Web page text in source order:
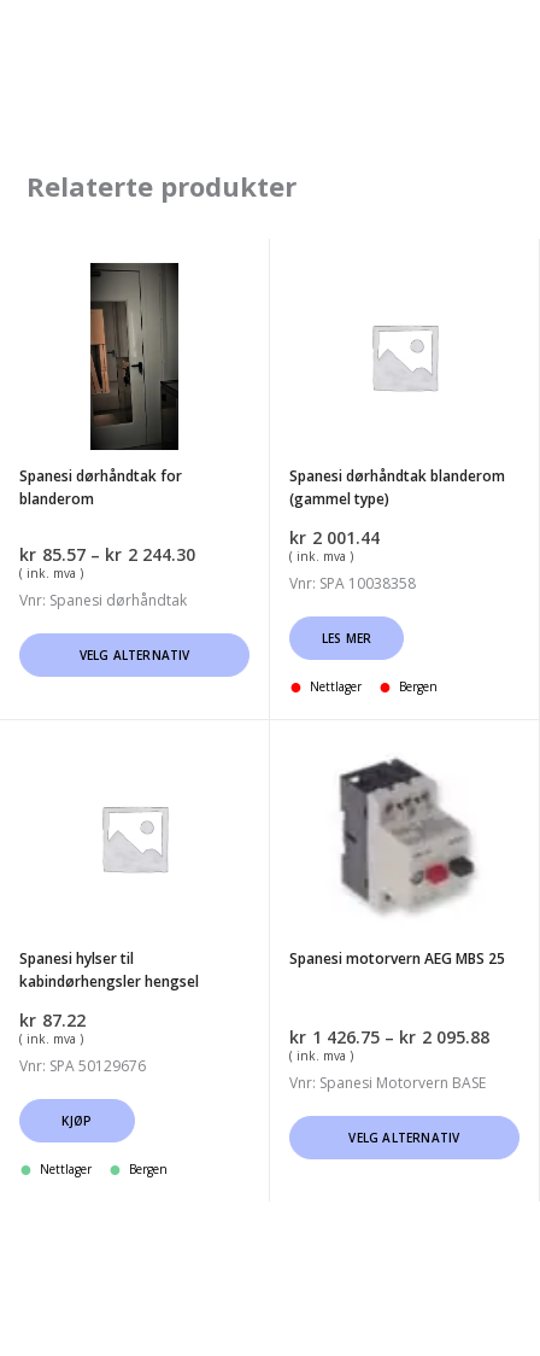
Relaterte produkter
dørhåndtak
blanderom
Spanesi dørhåndtak for
blanderom
kr 85.57 – kr 2 244.30Prisområde:
244.30
( ink. mva )
Vnr: Spanesi dørhåndtak
VELG ALTERNATIV
Dette
produktet
blanderom
Spanesi dørhåndtak blanderom
(gammel type)
kr 2 001.44
( ink. mva )
Vnr: SPA 10038358
LES MER
Nettlager Bergen
kabindørhengsler
Spanesi hylser til
kabindørhengsler hengsel
kr 87.22
( ink. mva )
Vnr: SPA 50129676
KJØP
Nettlager Bergen
motorvern
Spanesi motorvern AEG MBS 25
kr 1 426.75 – kr 2 095.88
kr2
095.88
( ink. mva )
Vnr: Spanesi Motorvern BASE
VELG ALTERNATIV
Dette
produktet